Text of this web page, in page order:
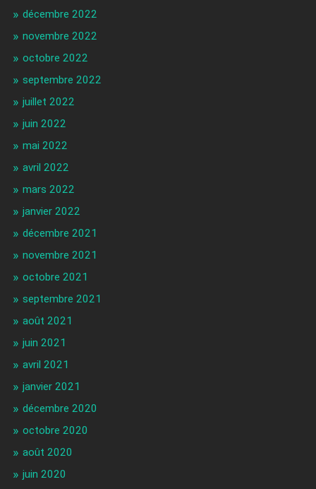
décembre 2022
novembre 2022
octobre 2022
septembre 2022
juillet 2022
juin 2022
mai 2022
avril 2022
mars 2022
janvier 2022
décembre 2021
novembre 2021
octobre 2021
septembre 2021
août 2021
juin 2021
avril 2021
janvier 2021
décembre 2020
octobre 2020
août 2020
juin 2020